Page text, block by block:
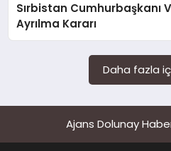
Sırbistan Cumhurbaşkanı
Ayrılma Kararı
Daha fazla
Ajans Dolunay